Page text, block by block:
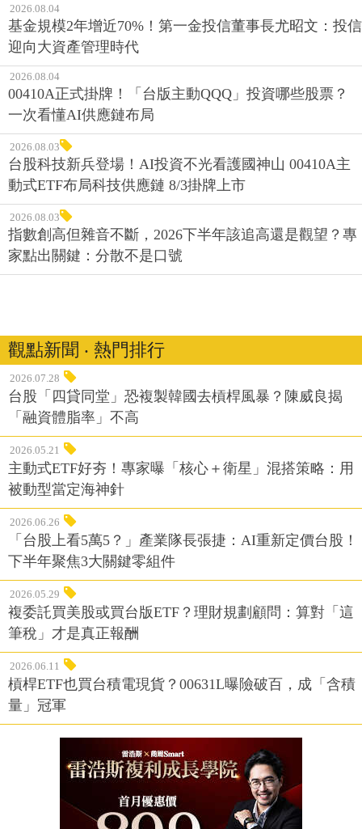
2026.08.04
基金規模2年增近70%！第一金投信董事長尤昭文：投信
迎向大資產管理時代
2026.08.04
00410A正式掛牌！「台版主動QQQ」投資哪些股票？
一次看懂AI供應鏈布局
2026.08.03
台股科技新兵登場！AI投資不光看護國神山 00410A主
動式ETF布局科技供應鏈 8/3掛牌上市
2026.08.03
指數創高但雜音不斷，2026下半年該追高還是觀望？專
家點出關鍵：分散不是口號
觀點新聞 ‧ 熱門排行
2026.07.28
台股「四貸同堂」恐複製韓國去槓桿風暴？陳威良揭
「融資體脂率」不高
2026.05.21
主動式ETF好夯！專家曝「核心＋衛星」混搭策略：用
被動型當定海神針
2026.06.26
「台股上看5萬5？」產業隊長張捷：AI重新定價台股！
下半年聚焦3大關鍵零組件
2026.05.29
複委託買美股或買台版ETF？理財規劃顧問：算對「這
筆稅」才是真正報酬
2026.06.11
槓桿ETF也買台積電現貨？00631L曝險破百，成「含積
量」冠軍